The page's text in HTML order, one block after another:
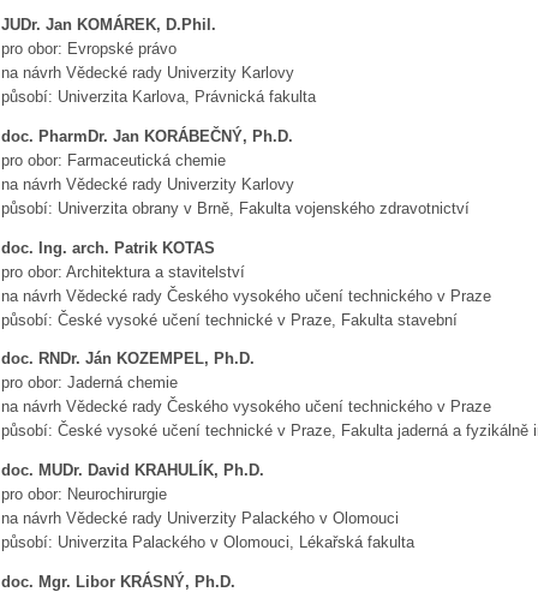
JUDr. Jan KOMÁREK, D.Phil.
pro obor: Evropské právo
na návrh Vědecké rady Univerzity Karlovy
působí: Univerzita Karlova, Právnická fakulta
doc. PharmDr. Jan KORÁBEČNÝ, Ph.D.
pro obor: Farmaceutická chemie
na návrh Vědecké rady Univerzity Karlovy
působí: Univerzita obrany v Brně, Fakulta vojenského zdravotnictví
doc. Ing. arch. Patrik KOTAS
pro obor: Architektura a stavitelství
na návrh Vědecké rady Českého vysokého učení technického v Praze
působí: České vysoké učení technické v Praze, Fakulta stavební
doc. RNDr. Ján KOZEMPEL, Ph.D.
pro obor: Jaderná chemie
na návrh Vědecké rady Českého vysokého učení technického v Praze
působí: České vysoké učení technické v Praze, Fakulta jaderná a fyzikálně
doc. MUDr. David KRAHULÍK, Ph.D.
pro obor: Neurochirurgie
na návrh Vědecké rady Univerzity Palackého v Olomouci
působí: Univerzita Palackého v Olomouci, Lékařská fakulta
doc. Mgr. Libor KRÁSNÝ, Ph.D.